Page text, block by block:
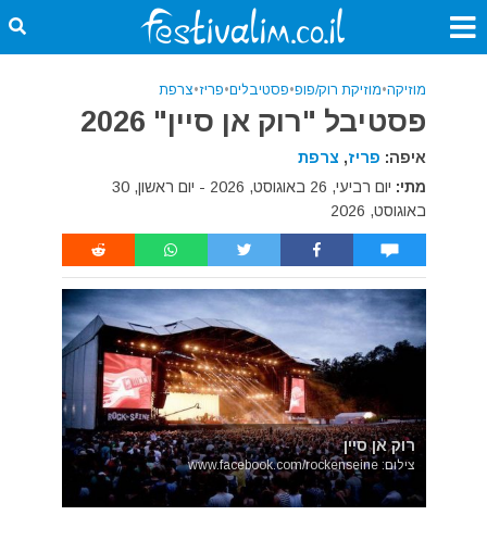
מוזיקה•מוזיקת רוק/פופ•פסטיבלים•פריז•צרפת
פסטיבל "רוק אן סיין" 2026
איפה: פריז, צרפת
מתי:
יום רביעי, 26 באוגוסט, 2026 - יום ראשון, 30
באוגוסט, 2026
רוק אן סיין
צילום: www.facebook.com/rockenseine